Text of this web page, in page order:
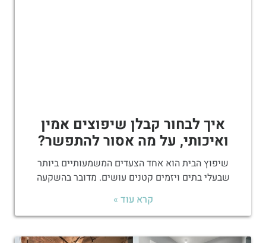
איך לבחור קבלן שיפוצים אמין
ואיכותי, על מה אסור להתפשר?
שיפוץ הבית הוא אחד הצעדים המשמעותיים ביותר
שבעלי בתים ויזמים קטנים עושים. מדובר בהשקעה
קרא עוד »